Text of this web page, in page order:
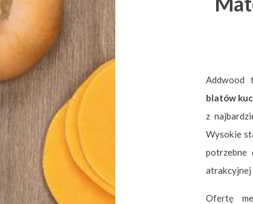
Addwood
blatów
z
Wysokie
potrzebne
atrakcyjnej
Ofertę